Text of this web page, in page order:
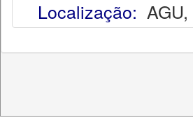
Localização: AGU,